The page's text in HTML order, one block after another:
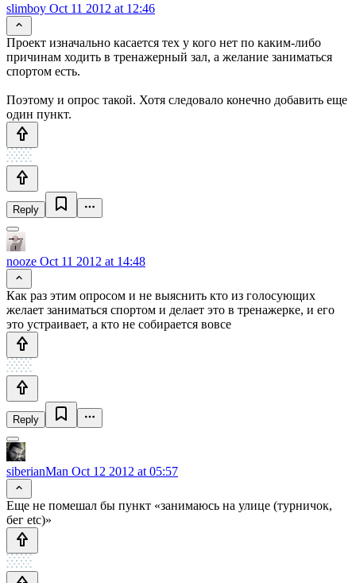
slimboy Oct 11 2012 at 12:46
Проект изначально касается тех у кого нет по каким-либо
причинам ходить в тренажерный зал, а желание заниматься
спортом есть.
Поэтому и опрос такой. Хотя следовало конечно добавить еще
один пункт.
Reply
nooze Oct 11 2012 at 14:48
Как раз этим опросом и не выяснить кто из голосующих
желает заниматься спортом и делает это в тренажерке, и его
это устраивает, а кто не собирается вовсе
Reply
siberianMan Oct 12 2012 at 05:57
Еще не помешал бы пункт «занимаюсь на улице (турничок,
бег etc)»